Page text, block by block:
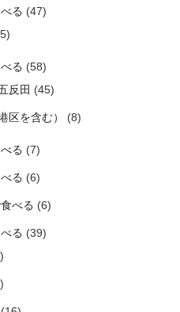
る (47)
る (58)
反田 (45)
区を含む） (8)
る (7)
る (6)
べる (6)
る (39)